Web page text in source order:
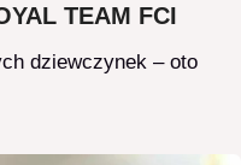
TEAM FCI
dziewczynek – oto